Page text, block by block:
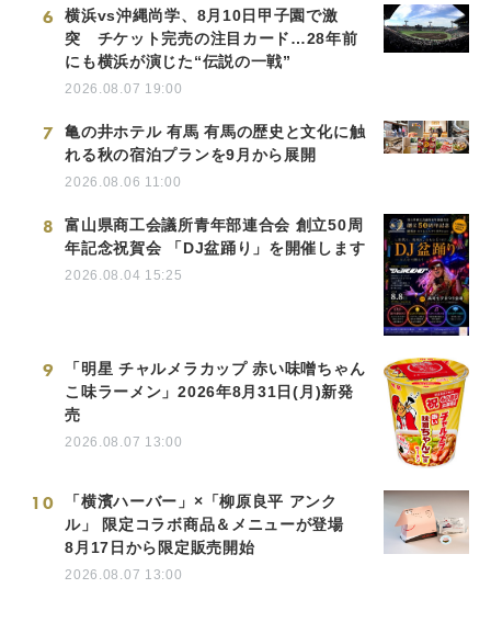
6
横浜vs沖縄尚学、8月10日甲子園で激
突 チケット完売の注目カード…28年前
にも横浜が演じた“伝説の一戦”
2026.08.07 19:00
7
亀の井ホテル 有馬 有馬の歴史と文化に触
れる秋の宿泊プランを9月から展開
2026.08.06 11:00
8
富山県商工会議所青年部連合会 創立50周
年記念祝賀会 「DJ盆踊り」を開催します
2026.08.04 15:25
9
「明星 チャルメラカップ 赤い味噌ちゃん
こ味ラーメン」2026年8月31日(月)新発
売
2026.08.07 13:00
10
「横濱ハーバー」×「柳原良平 アンク
ル」 限定コラボ商品＆メニューが登場
8月17日から限定販売開始
2026.08.07 13:00